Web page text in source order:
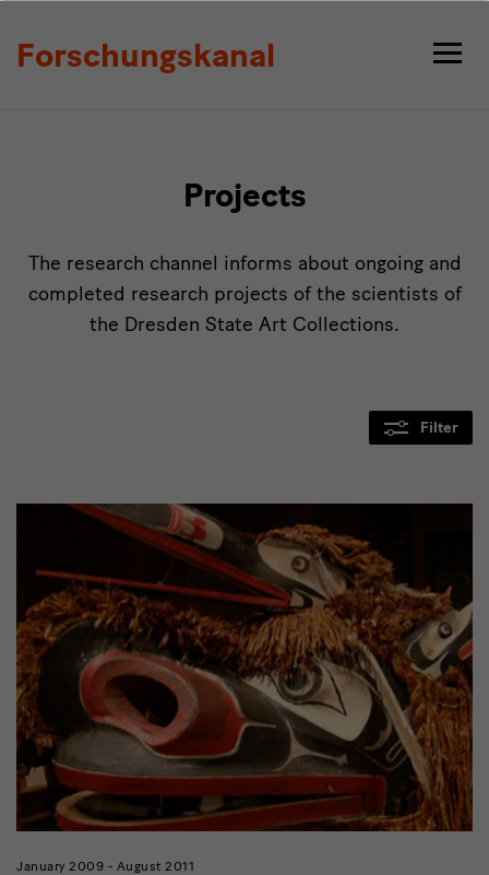
Forschungskanal
Projects
The research channel informs about ongoing and
completed research projects of the scientists of
the Dresden State Art Collections.
Filter
January 2009 - August 2011